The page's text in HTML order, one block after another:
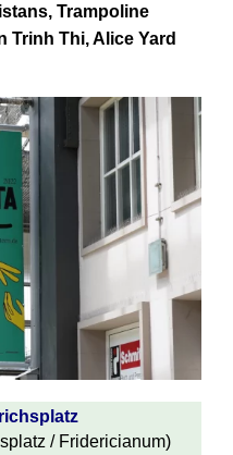
Trampoline
Trinh Thi, Alice Yard
/ Fridericianum)